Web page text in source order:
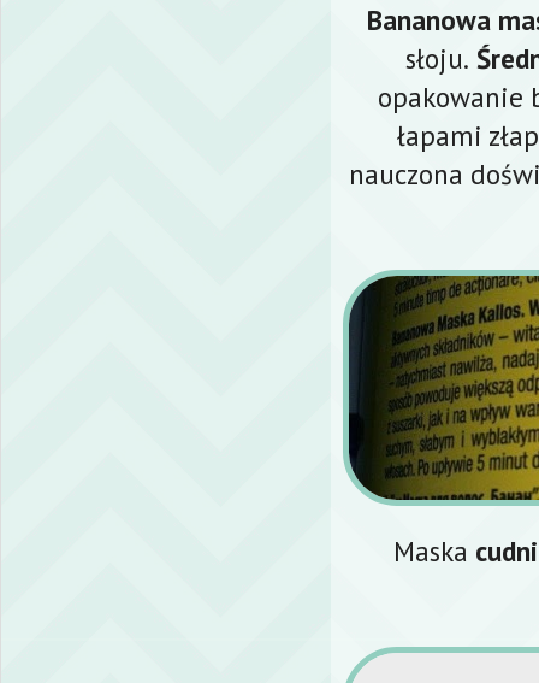
Bananowa
słoju.
opakowanie
łapami
nauczona
Maska